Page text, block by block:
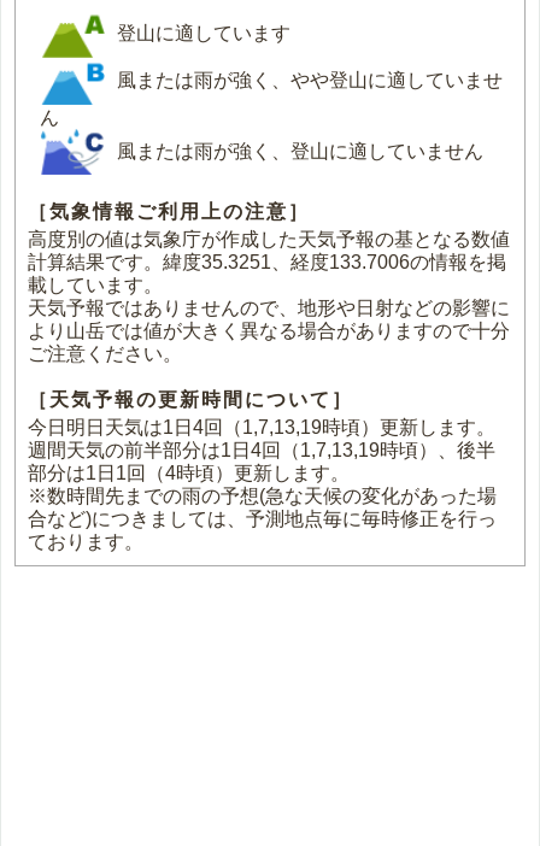
登山に適しています
風または雨が強く、やや登山に適していませ
ん
風または雨が強く、登山に適していません
［気象情報ご利用上の注意］
高度別の値は気象庁が作成した天気予報の基となる数値
計算結果です。緯度35.3251、経度133.7006の情報を掲
載しています。
天気予報ではありませんので、地形や日射などの影響に
より山岳では値が大きく異なる場合がありますので十分
ご注意ください。
［天気予報の更新時間について］
今日明日天気は1日4回（1,7,13,19時頃）更新します。
週間天気の前半部分は1日4回（1,7,13,19時頃）、後半
部分は1日1回（4時頃）更新します。
※数時間先までの雨の予想(急な天候の変化があった場
合など)につきましては、予測地点毎に毎時修正を行っ
ております。